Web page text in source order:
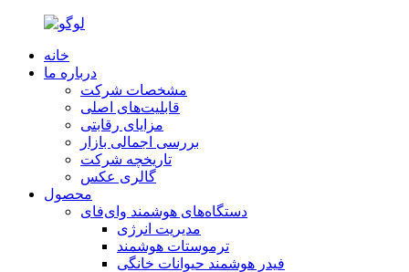
خانه
درباره ما
مشخصات شرکت
قابلیت‌های اصلی
مزایای رقابتی
بررسی اجمالی بازار
تاریخچه شرکت
گالری عکس
محصول
دستگاه‌های هوشمند وای‌فای
مدیریت انرژی
ترموستات هوشمند
فیدر هوشمند حیوانات خانگی